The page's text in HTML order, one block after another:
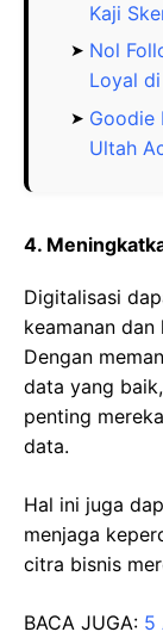
Kaji
Nol
Loyal
Goodie
Ultah
4.
Digitalisasi
keamanan
Dengan
data yang
penting
data.
Hal ini juga
menjaga
citra bisnis
BACA JUGA: 5